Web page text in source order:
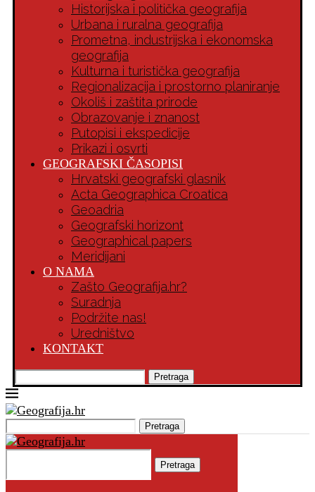
Historijska i politička geografija
Urbana i ruralna geografija
Prometna, industrijska i ekonomska
geografija
Kulturna i turistička geografija
Regionalizacija i prostorno planiranje
Okoliš i zaštita prirode
Obrazovanje i znanost
Putopisi i ekspedicije
Prikazi i osvrti
GEOGRAFSKI ČASOPISI
Hrvatski geografski glasnik
Acta Geographica Croatica
Geoadria
Geografski horizont
Geographical papers
Meridijani
O NAMA
Zašto Geografija.hr?
Suradnja
Podržite nas!
Uredništvo
KONTAKT
Pretraga
Pretraga
Pretraga